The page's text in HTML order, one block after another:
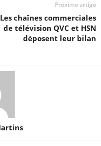
Próximo artigo
Les chaînes commerciales
de télévision QVC et HSN
déposent leur bilan